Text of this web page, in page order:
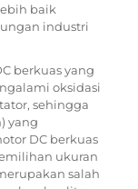
baik
industri
berkuas yang
oksidasi
sehingga
yang
DC berkuas
ukuran
salah